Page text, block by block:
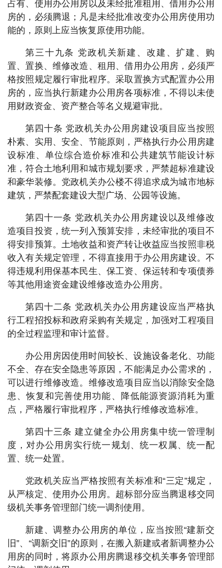
占有、使用办公用房以及未经批准租用、借用办公用
房的，必须腾退；凡是未经批准改变办公用房使用功
能的，原则上应当恢复原使用功能。
第三十九条 党政机关新建、改建、扩建、购
置、置换、维修改造、租用、借用办公用房，必须严
格按照规定履行审批程序。采取置换方式配置办公用
房的，应当执行新建办公用房各项标准，不得以未使
用财政资金、资产整合等名义规避审批。
第四十条 党政机关办公用房建设项目应当按照
朴素、实用、安全、节能原则，严格执行办公用房建
设标准、单位综合造价标准和公共建筑节能设计标
准，符合土地利用和城市规划要求，严禁超标准建设
和豪华装修。党政机关办公楼不得追求成为城市地标
建筑，严禁配套建设大型广场、公园等设施。
第四十一条 党政机关办公用房建设以及维修改
造项目投资，统一列入预算安排，未经审批的项目不
得安排预算。土地收益和资产转让收益应当按照非税
收入有关规定管理，不得直接用于办公用房建设。不
得违规利用保基本民生、保工资、保运转和专项债券
等其他用途资金建设维修改造办公用房。
第四十二条 党政机关办公用房建设应当严格执
行工程招投标和政府采购有关规定，加强对工程项目
的全过程监理和审计监督。
办公用房因使用时间较长、设施设备老化、功能
不全、存在安全隐患等原因，不能满足办公需求的，
可以进行维修改造。维修改造项目应当以消除安全隐
患、恢复和完善使用功能、降低能源资源消耗为重
点，严格履行审批程序，严格执行维修改造标准。
第四十三条 建立健全办公用房集中统一管理制
度，对办公用房实行统一规划、统一权属、统一配
置、统一处置。
党政机关应当严格按照有关标准和“三定”规定，
从严核定、使用办公用房。超标部分应当腾退移交同
级机关事务管理部门统一调剂使用。
新建、调整办公用房的单位，应当按照“建新交
旧”、“调新交旧”的原则，在搬入新建或者新调整办公
用房的同时，将原办公用房腾退移交机关事务管理部